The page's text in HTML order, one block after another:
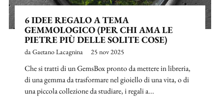
6 IDEE REGALO A TEMA
GEMMOLOGICO (PER CHI AMA LE
PIETRE PIÙ DELLE SOLITE COSE)
da Gaetano Lacagnina 25 nov 2025
Che si tratti di un GemsBox pronto da mettere in libreria,
di una gemma da trasformare nel gioiello di una vita, o di
una piccola collezione da studiare, i regali a...